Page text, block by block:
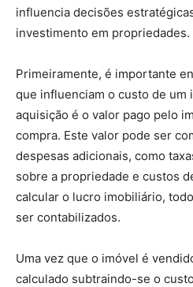
influencia decisões
investimento em propriedades.
Primeiramente, é importante
que influenciam o custo de um
aquisição é o valor pago pelo
compra. Este valor pode ser
despesas adicionais, como
sobre a propriedade e custos
calcular o lucro imobiliário,
ser contabilizados.
Uma vez que o imóvel é
calculado subtraindo-se o